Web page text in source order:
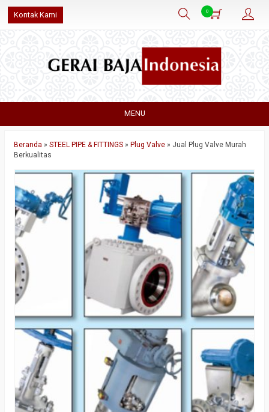
Kontak Kami 0
MENU
Beranda » STEEL PIPE & FITTINGS » Plug Valve » Jual Plug Valve Murah
Berkualitas